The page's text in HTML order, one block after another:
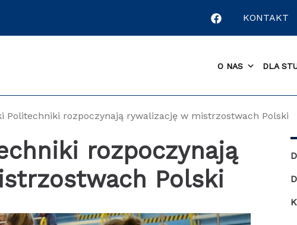
KONTAKT
O NAS DLA
Politechniki rozpoczynają rywalizację w mistrzostwach Polski
rozpoczynają
Polski